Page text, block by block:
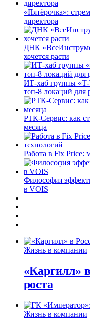
«Пятёрочка»:
директора
ДНК
хочется расти
ИТ-хаб группы «Т-
топ-8 локаций для
РТК-Сервис: как
месяца
Работа в Fix Price:
Философия
в VOIS
Жизнь в компании
«Каргилл»
роста
Жизнь в компании